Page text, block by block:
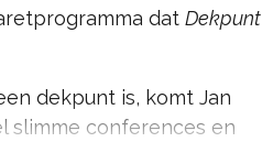
dat Dekpunt
dekpunt is, komt Jan
slimme conferences en